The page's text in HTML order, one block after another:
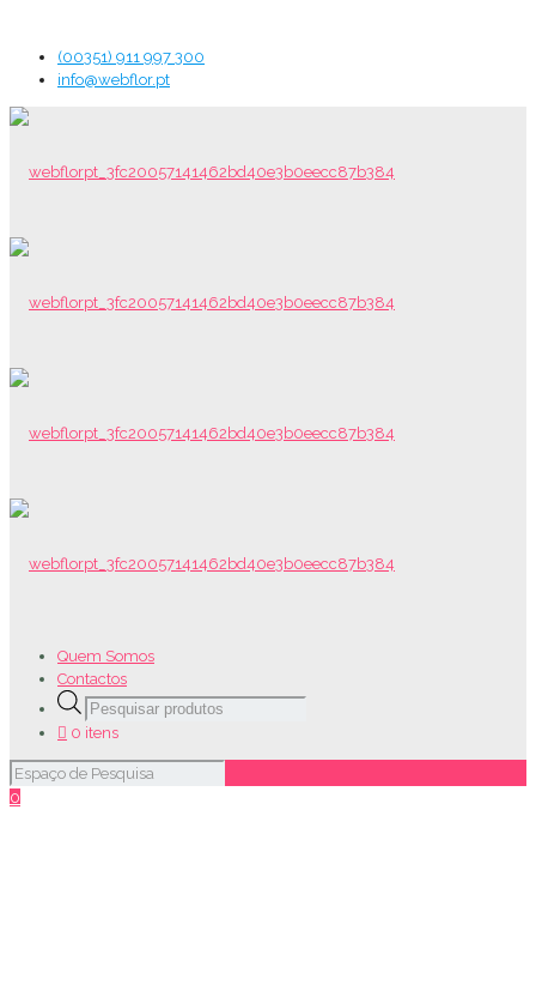
(00351) 911 997 300
info@webflor.pt
Quem Somos
Contactos
Products
search
0 itens
0